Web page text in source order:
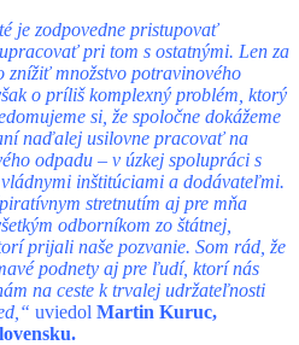
je zodpovedne pristupovať
pri tom s ostatnými. Len za
množstvo potravinového
o príliš komplexný problém, ktorý
si, že spoločne dokážeme
naďalej usilovne pracovať na
odpadu – v úzkej spolupráci s
inštitúciami a dodávateľmi.
stretnutím aj pre mňa
odborníkom zo štátnej,
prijali naše pozvanie. Som rád, že
podnety aj pre ľudí, ktorí nás
na ceste k trvalej udržateľnosti
uviedol Martin Kuruc,